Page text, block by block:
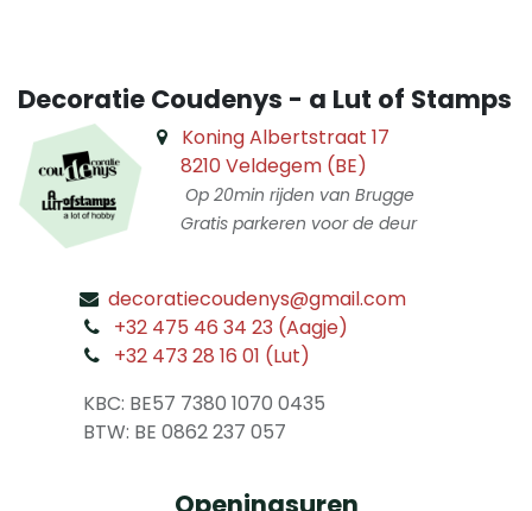
Decoratie Coudenys - a Lut of Stamps
Koning Albertstraat 17
8210 Veldegem (BE)
Op 20min rijden van Brugge
Gratis parkeren voor de deur
decoratiecoudenys@gmail.com
+32 475 46 34 23 (Aagje)
+32 473 28 16 01 (Lut)
KBC: BE57 7380 1070 0435
​ BTW: BE 0862 237 057